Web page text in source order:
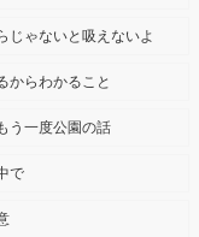
じゃないと吸えないよ
からわかること
う一度公園の話
で